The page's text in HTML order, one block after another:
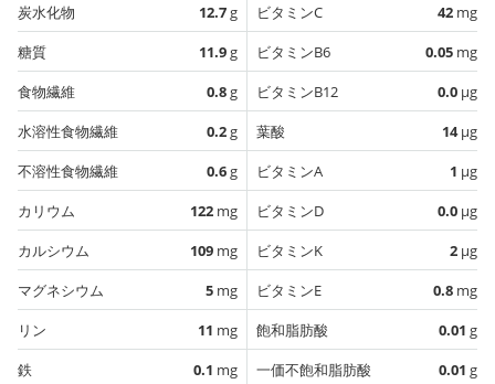
炭水化物
12.7g
糖質
11.9g
食物繊維
0.8g
水溶性食物繊維
0.2g
不溶性食物繊維
0.6g
カリウム
122 mg
カルシウム
109 mg
マグネシウム
5 mg
リン
11 mg
鉄
0.1 mg
ビタミンC
42 mg
ビタミンB6
0.05 mg
ビタミンB12
0.0 µg
葉酸
14µg
ビタミンA
1 µg
ビタミンD
0.0 µg
ビタミンK
2 µg
ビタミンE
0.8 mg
飽和脂肪酸
0.01 g
一価不飽和脂肪酸
0.01 g